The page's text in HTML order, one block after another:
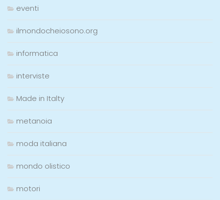
eventi
ilmondocheiosono.org
informatica
interviste
Made in Italty
metanoia
moda italiana
mondo olistico
motori